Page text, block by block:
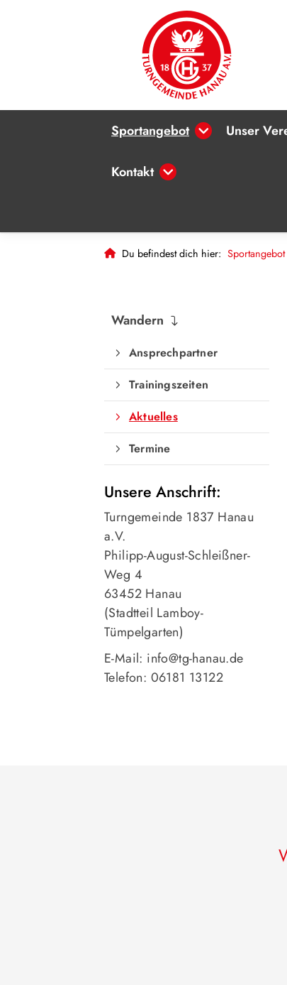
Sportangebot Unser
Kontakt
Du befindest dich hier: Sportangebot
Wandern
Ansprechpartner
Trainingszeiten
Aktuelles
Termine
Unsere Anschrift:
Turngemeinde 1837 Hanau
a.V.
Philipp-August-Schleißner-
Weg 4
63452 Hanau
(Stadtteil Lamboy-
Tümpelgarten)
E-Mail: info@tg-hanau.de
Telefon: 06181 13122